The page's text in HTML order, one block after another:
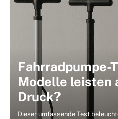
Fahrradpumpe-
Modelle leisten
Druck?
Dieser umfassende Test